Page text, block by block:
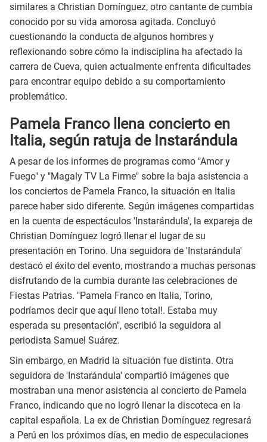
similares a Christian Domínguez, otro cantante de cumbia
conocido por su vida amorosa agitada. Concluyó
cuestionando la conducta de algunos hombres y
reflexionando sobre cómo la indisciplina ha afectado la
carrera de Cueva, quien actualmente enfrenta dificultades
para encontrar equipo debido a su comportamiento
problemático.
Pamela Franco llena concierto en
Italia, según ratuja de Instarándula
A pesar de los informes de programas como "Amor y
Fuego" y "Magaly TV La Firme" sobre la baja asistencia a
los conciertos de Pamela Franco, la situación en Italia
parece haber sido diferente. Según imágenes compartidas
en la cuenta de espectáculos 'Instarándula', la expareja de
Christian Domínguez logró llenar el lugar de su
presentación en Torino. Una seguidora de 'Instarándula'
destacó el éxito del evento, mostrando a muchas personas
disfrutando de la cumbia durante las celebraciones de
Fiestas Patrias. "Pamela Franco en Italia, Torino,
podríamos decir que aquí lleno total!. Estaba muy
esperada su presentación", escribió la seguidora al
periodista Samuel Suárez.
Sin embargo, en Madrid la situación fue distinta. Otra
seguidora de 'Instarándula' compartió imágenes que
mostraban una menor asistencia al concierto de Pamela
Franco, indicando que no logró llenar la discoteca en la
capital española. La ex de Christian Domínguez regresará
a Perú en los próximos días, en medio de especulaciones